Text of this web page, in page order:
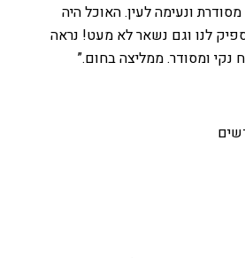
ונעימה לעין. האוכל היה
לנו וגם נשאר לא מעט! נראה
ומסודר. ממליצה בחום.”